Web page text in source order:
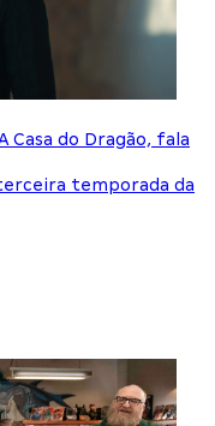
Casa do Dragão, fala
temporada da